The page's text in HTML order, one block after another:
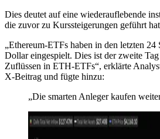
Dies deutet auf eine wiederauflebende
die zuvor zu Kurssteigerungen geführt
„Ethereum-ETFs haben in den letzten
Dollar eingespielt. Dies ist der zweite
Zuflüssen in ETH-ETFs“, erklärte
X-Beitrag und fügte hinzu:
„Die smarten Anleger kaufen